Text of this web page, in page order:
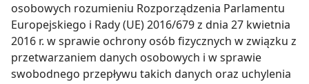
osobowych rozumieniu Rozporządzenia Parlamentu
Europejskiego i Rady (UE) 2016/679 z dnia 27 kwietnia
2016 r. w sprawie ochrony osób fizycznych w związku z
przetwarzaniem danych osobowych i w sprawie
swobodnego przepływu takich danych oraz uchylenia